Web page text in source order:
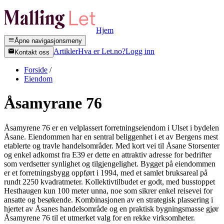
Hjem
Åpne navigasjonsmeny
Kontakt oss
ArtiklerHva er Let.no?Logg inn
Forside /
Eiendom
Åsamyrane 76
Åsamyrene 76 er en velplassert forretningseiendom i Ulset i bydelen
Åsane. Eiendommen har en sentral beliggenhet i et av Bergens mest
etablerte og travle handelsområder. Med kort vei til Åsane Storsenter
og enkel adkomst fra E39 er dette en attraktiv adresse for bedrifter
som verdsetter synlighet og tilgjengelighet. Bygget på eiendommen
er et forretningsbygg oppført i 1994, med et samlet bruksareal på
rundt 2250 kvadratmeter. Kollektivtilbudet er godt, med busstoppet
Hesthaugen kun 100 meter unna, noe som sikrer enkel reisevei for
ansatte og besøkende. Kombinasjonen av en strategisk plassering i
hjertet av Åsanes handelsområde og en praktisk bygningsmasse gjør
Åsamyrene 76 til et utmerket valg for en rekke virksomheter.